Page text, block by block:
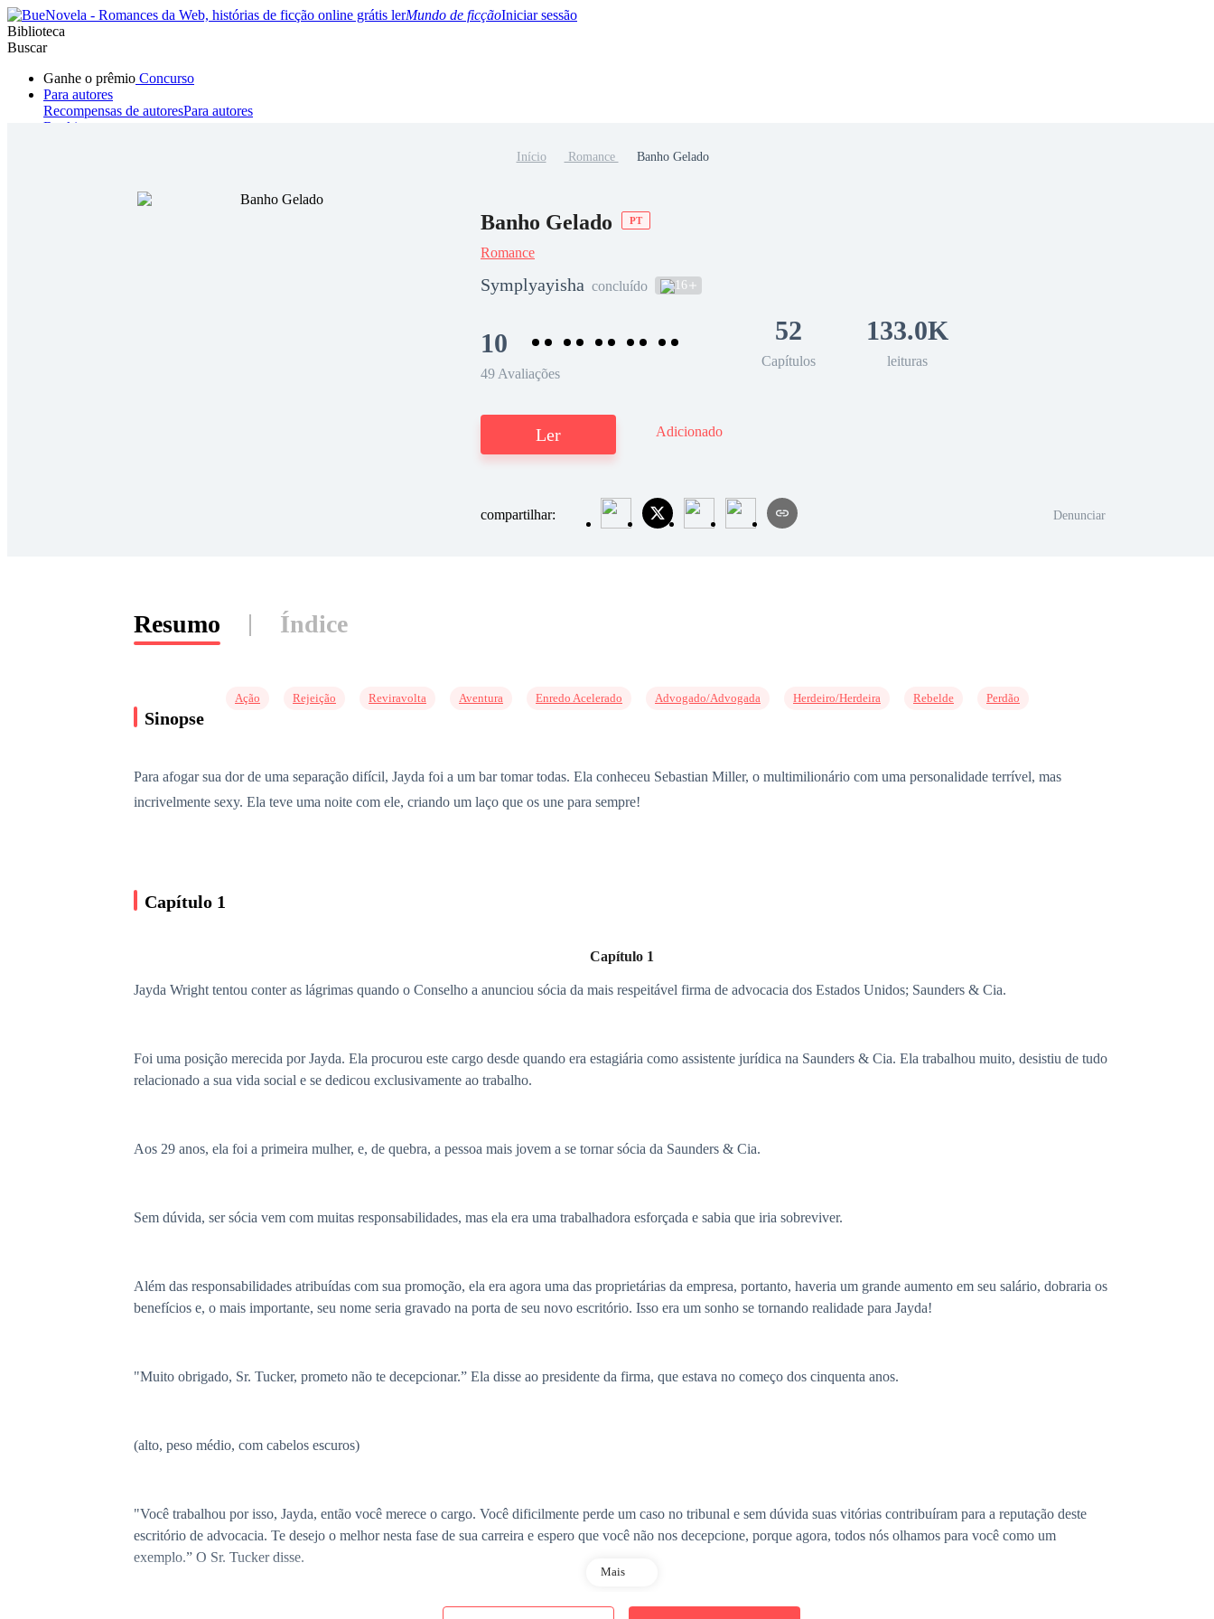
Mundo de ficçãoIniciar sessão
Biblioteca
Buscar
Ganhe o prêmio Concurso
Para autores
Recompensas de autoresPara autores
Ranking
Hombre lobo MafiaSistemaFantasía
Início Romance Banho Gelado
Banho Gelado PT
Romance
Symplyayisha concluído 16
10
49 Avaliações
52
Capítulos
133.0K
leituras
Ler Adicionado
compartilhar: Denunciar
Resumo Índice
Sinopse
Ação Rejeição Reviravolta Aventura Enredo Acelerado Advogado/Advogada Herdeiro/Herdeira Rebelde Perdão
Para afogar sua dor de uma separação difícil, Jayda foi a um bar tomar todas. Ela conheceu Sebastian Miller, o multimilionário com uma personalidade terrível, mas
incrivelmente sexy. Ela teve uma noite com ele, criando um laço que os une para sempre!
Capítulo 1
Capítulo 1
Jayda Wright tentou conter as lágrimas quando o Conselho a anunciou sócia da mais respeitável firma de advocacia dos Estados Unidos; Saunders & Cia.
Foi uma posição merecida por Jayda. Ela procurou este cargo desde quando era estagiária como assistente jurídica na Saunders & Cia. Ela trabalhou muito, desistiu de tudo
relacionado a sua vida social e se dedicou exclusivamente ao trabalho.
Aos 29 anos, ela foi a primeira mulher, e, de quebra, a pessoa mais jovem a se tornar sócia da Saunders & Cia.
Sem dúvida, ser sócia vem com muitas responsabilidades, mas ela era uma trabalhadora esforçada e sabia que iria sobreviver.
Além das responsabilidades atribuídas com sua promoção, ela era agora uma das proprietárias da empresa, portanto, haveria um grande aumento em seu salário, dobraria os
benefícios e, o mais importante, seu nome seria gravado na porta de seu novo escritório. Isso era um sonho se tornando realidade para Jayda!
"Muito obrigado, Sr. Tucker, prometo não te decepcionar.” Ela disse ao presidente da firma, que estava no começo dos cinquenta anos.
(alto, peso médio, com cabelos escuros)
"Você trabalhou por isso, Jayda, então você merece o cargo. Você dificilmente perde um caso no tribunal e sem dúvida suas vitórias contribuíram para a reputação deste
escritório de advocacia. Te desejo o melhor nesta fase de sua carreira e espero que você não nos decepcione, porque agora, todos nós olhamos para você como um
exemplo.” O Sr. Tucker disse.
Mais